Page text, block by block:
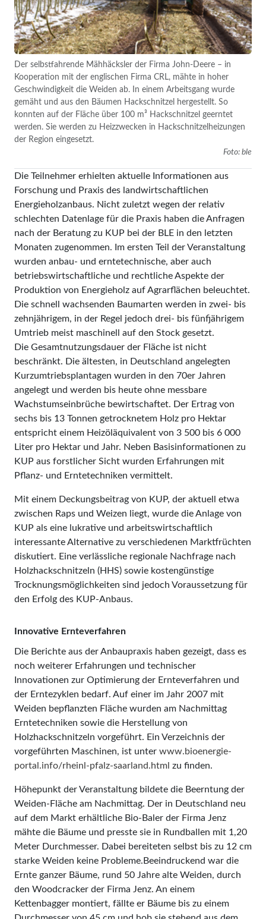
Der selbstfahrende Mähhäcksler der Firma John-Deere – in
Kooperation mit der englischen Firma CRL, mähte in hoher
Geschwindigkeit die Weiden ab. In einem Arbeitsgang wurde
gemäht und aus den Bäumen Hackschnitzel hergestellt. So
konnten auf der Fläche über 100 m³ Hackschnitzel geerntet
werden. Sie werden zu Heizzwecken in Hackschnitzelheizungen
der Region eingesetzt.
Foto: ble
Die Teilnehmer erhielten aktuelle Informationen aus
Forschung und Praxis des landwirtschaftlichen
Energieholzanbaus. Nicht zuletzt wegen der relativ
schlechten Datenlage für die Praxis haben die Anfragen
nach der Beratung zu KUP bei der BLE in den letzten
Monaten zugenommen. Im ersten Teil der Veranstaltung
wurden anbau- und erntetechnische, aber auch
betriebswirtschaftliche und rechtliche Aspekte der
Produktion von Energieholz auf Agrarflächen beleuchtet.
Die schnell wachsenden Baumarten werden in zwei- bis
zehnjährigem, in der Regel jedoch drei- bis fünfjährigem
Umtrieb meist maschinell auf den Stock gesetzt.
Die Gesamtnutzungsdauer der Fläche ist nicht
beschränkt. Die ältesten, in Deutschland angelegten
Kurzumtriebsplantagen wurden in den 70er Jahren
angelegt und werden bis heute ohne messbare
Wachstumseinbrüche bewirtschaftet. Der Ertrag von
sechs bis 13 Tonnen getrocknetem Holz pro Hektar
entspricht einem Heizöläquivalent von 3 500 bis 6 000
Liter pro Hektar und Jahr. Neben Basisinformationen zu
KUP aus forstlicher Sicht wurden Erfahrungen mit
Pflanz- und Erntetechniken vermittelt.
Mit einem Deckungsbeitrag von KUP, der aktuell etwa
zwischen Raps und Weizen liegt, wurde die Anlage von
KUP als eine lukrative und arbeitswirtschaftlich
interessante Alternative zu verschiedenen Marktfrüchten
diskutiert. Eine verlässliche regionale Nachfrage nach
Holzhackschnitzeln (HHS) sowie kostengünstige
Trocknungsmöglichkeiten sind jedoch Voraussetzung für
den Erfolg des KUP-Anbaus.
Innovative Ernteverfahren
Die Berichte aus der Anbaupraxis haben gezeigt, dass es
noch weiterer Erfahrungen und technischer
Innovationen zur Optimierung der Ernteverfahren und
der Erntezyklen bedarf. Auf einer im Jahr 2007 mit
Weiden bepflanzten Fläche wurden am Nachmittag
Erntetechniken sowie die Herstellung von
Holzhackschnitzeln vorgeführt. Ein Verzeichnis der
vorgeführten Maschinen, ist unter www.bioenergie-
portal.info/rheinl-pfalz-saarland.html zu finden.
Höhepunkt der Veranstaltung bildete die Beerntung der
Weiden-Fläche am Nachmittag. Der in Deutschland neu
auf dem Markt erhältliche Bio-Baler der Firma Jenz
mähte die Bäume und presste sie in Rundballen mit 1,20
Meter Durchmesser. Dabei bereiteten selbst bis zu 12 cm
starke Weiden keine Probleme.Beeindruckend war die
Ernte ganzer Bäume, rund 50 Jahre alte Weiden, durch
den Woodcracker der Firma Jenz. An einem
Kettenbagger montiert, fällte er Bäume bis zu einem